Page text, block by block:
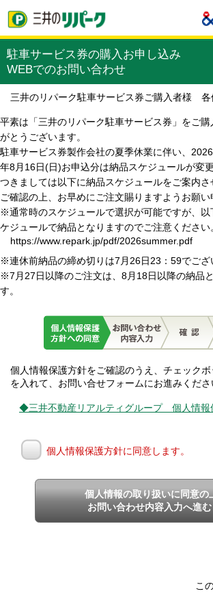
駐車サービス券の購入お申し込み
WEBでのお問い合わせ
三井のリパーク駐車サービス券ご購入者様 各
平素は「三井のリパーク駐車サービス券」をご購
がとうございます。
駐車サービス券製作会社の夏季休業に伴い、
年8月16日(日)お申込分は納品スケジュールが変更
つきましては以下に納品スケジュールをご案内
ご確認の上、お早めにご注文賜りますようお願い
※通常時のスケジュールで選択が可能ですが、以
ケジュールで納品となりますのでご注意ください
https://www.repark.jp/pdf/2026summer.pdf
※連休前納品の締め切りは7月26日23：59でござ
※7月27日以降のご注文は、8月18日以降の納品
す。
個人情報保護方針をご確認のうえ、チェック
を入れて、お問い合せフォームにお進みくださ
◆三井不動産リアルティグループ 個人情報
個人情報保護方針に同意します。
個人情報の取り扱いに同意の
お問い合わせ内容入力へ進む
こ